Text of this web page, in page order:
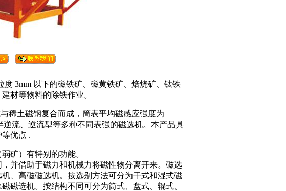
3mm 以下的磁铁矿、磁黄铁矿、焙烧矿、钛铁
材等物料的除铁作业。
稀土磁钢复合而成，筒表平均磁感应强度为
逆流、逆流型等多种不同表强的磁选机。本产品具
优点 .
矿）有特别的功能。
借助于磁力和机械力将磁性物分离开来。磁选
、高磁磁选机。按选别方法可分为干式和湿式磁
磁选机。按结构不同可分为筒式、盘式、辊式、